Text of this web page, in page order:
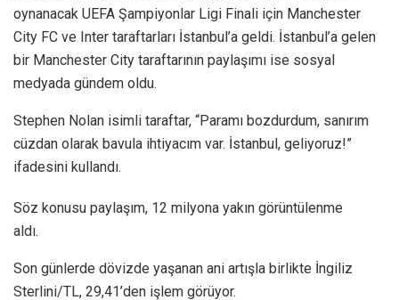
oynanacak UEFA Şampiyonlar Ligi Finali için Manchester
City FC ve Inter taraftarları İstanbul’a geldi. İstanbul’a gelen
bir Manchester City taraftarının paylaşımı ise sosyal
medyada gündem oldu.
Stephen Nolan isimli taraftar, “Paramı bozdurdum, sanırım
cüzdan olarak bavula ihtiyacım var. İstanbul, geliyoruz!”
ifadesini kullandı.
Söz konusu paylaşım, 12 milyona yakın görüntülenme
aldı.
Son günlerde dövizde yaşanan ani artışla birlikte İngiliz
Sterlini/TL, 29,41’den işlem görüyor.